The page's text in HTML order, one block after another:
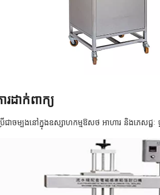
រដាក់ពាក្យ
ើជាចម្បងនៅក្នុងឧស្សាហកម្មឱសថ អាហារ និងភេសជ្ជ